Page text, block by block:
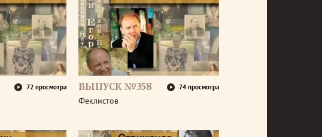
72 просмотра ВЫПУСК №358 74 просмотра
Феклистов